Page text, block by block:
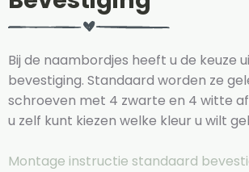
Bij de naambordjes heeft u de keuze
bevestiging. Standaard worden ze
schroeven met 4 zwarte en 4 witte
u zelf kunt kiezen welke kleur u wilt
Montage instructie standaard